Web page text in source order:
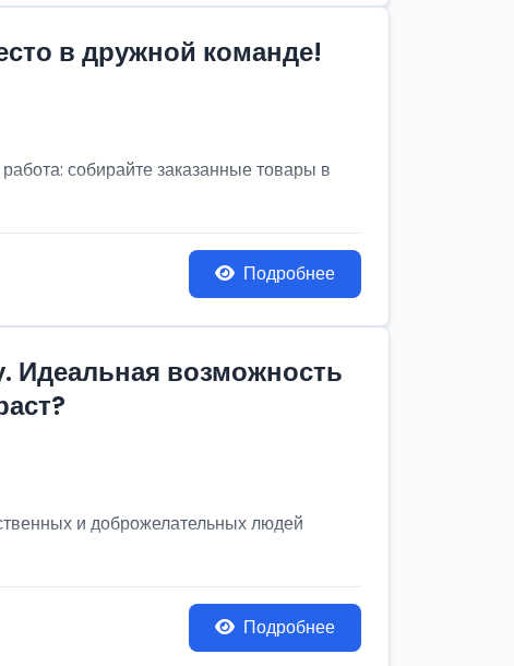
в дружной команде!
собирайте заказанные товары в
Подробнее
Идеальная возможность
и доброжелательных людей
Подробнее